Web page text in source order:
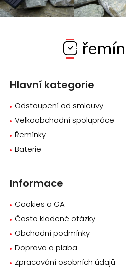
Hlavní kategorie
Odstoupení od smlouvy
Velkoobchodní spolupráce
Řemínky
Baterie
Informace
Cookies a GA
Často kladené otázky
Obchodní podmínky
Doprava a plaba
Zpracování osobních údajů